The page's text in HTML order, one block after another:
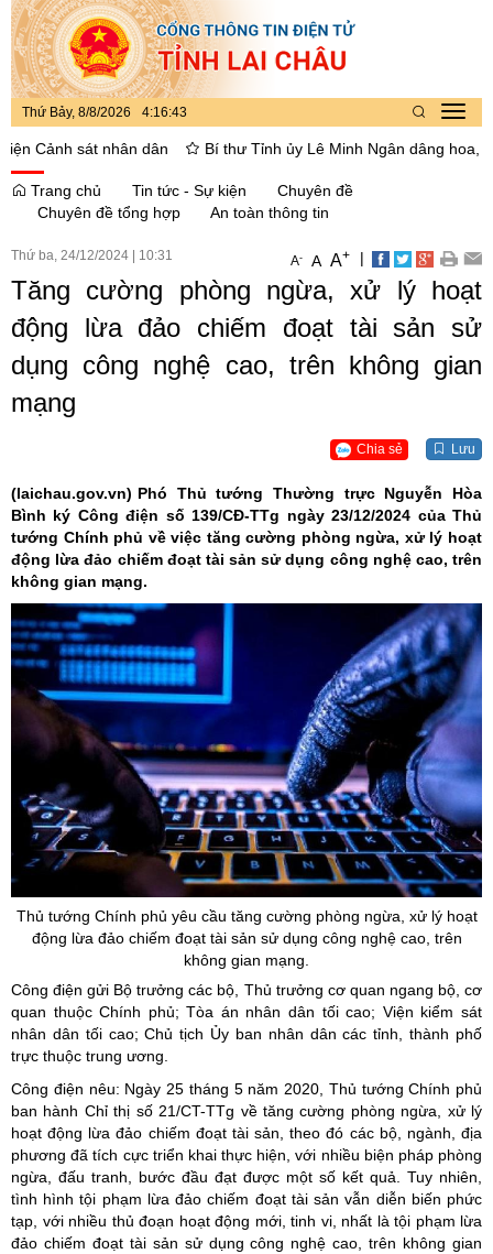
Thứ Bảy, 8/8/2026 4:16:44
sát nhân dân Bí thư Tỉnh ủy Lê Minh Ngân dâng hoa, thắp
Trang chủ Tin tức - Sự kiện
Chuyên đề
Chuyên đề tổng hợp
An toàn thông tin
Thứ ba, 24/12/2024 10:31 A- A A+ |
Tăng cường phòng ngừa, xử lý hoạt
động lừa đảo chiếm đoạt tài sản sử
dụng công nghệ cao, trên không gian
mạng
Chia sẻ Lưu
(laichau.gov.vn) Phó Thủ tướng Thường trực Nguyễn Hòa
Bình ký Công điện số 139/CĐ-TTg ngày 23/12/2024 của Thủ
tướng Chính phủ về việc tăng cường phòng ngừa, xử lý hoạt
động lừa đảo chiếm đoạt tài sản sử dụng công nghệ cao, trên
không gian mạng.
Thủ tướng Chính phủ yêu cầu tăng cường phòng ngừa, xử lý hoạt
động lừa đảo chiếm đoạt tài sản sử dụng công nghệ cao, trên
không gian mạng.
Công điện gửi Bộ trưởng các bộ, Thủ trưởng cơ quan ngang bộ, cơ
quan thuộc Chính phủ; Tòa án nhân dân tối cao; Viện kiểm sát
nhân dân tối cao; Chủ tịch Ủy ban nhân dân các tỉnh, thành phố
trực thuộc trung ương.
Công điện nêu: Ngày 25 tháng 5 năm 2020, Thủ tướng Chính phủ
ban hành Chỉ thị số 21/CT-TTg về tăng cường phòng ngừa, xử lý
hoạt động lừa đảo chiếm đoạt tài sản, theo đó các bộ, ngành, địa
phương đã tích cực triển khai thực hiện, với nhiều biện pháp phòng
ngừa, đấu tranh, bước đầu đạt được một số kết quả. Tuy nhiên,
tình hình tội phạm lừa đảo chiếm đoạt tài sản vẫn diễn biến phức
tạp, với nhiều thủ đoạn hoạt động mới, tinh vi, nhất là tội phạm lừa
đảo chiếm đoạt tài sản sử dụng công nghệ cao, trên không gian